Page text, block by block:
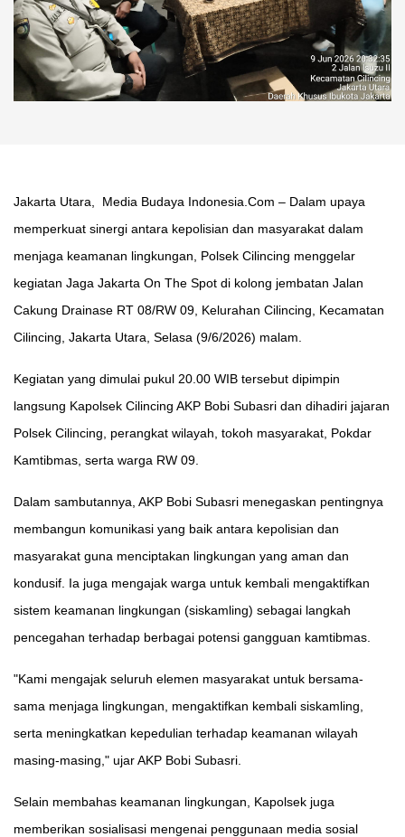
Jakarta Utara, Media Budaya Indonesia.Com – Dalam upaya
memperkuat sinergi antara kepolisian dan masyarakat dalam
menjaga keamanan lingkungan, Polsek Cilincing menggelar
kegiatan Jaga Jakarta On The Spot di kolong jembatan Jalan
Cakung Drainase RT 08/RW 09, Kelurahan Cilincing, Kecamatan
Cilincing, Jakarta Utara, Selasa (9/6/2026) malam.
Kegiatan yang dimulai pukul 20.00 WIB tersebut dipimpin
langsung Kapolsek Cilincing AKP Bobi Subasri dan dihadiri jajaran
Polsek Cilincing, perangkat wilayah, tokoh masyarakat, Pokdar
Kamtibmas, serta warga RW 09.
Dalam sambutannya, AKP Bobi Subasri menegaskan pentingnya
membangun komunikasi yang baik antara kepolisian dan
masyarakat guna menciptakan lingkungan yang aman dan
kondusif. Ia juga mengajak warga untuk kembali mengaktifkan
sistem keamanan lingkungan (siskamling) sebagai langkah
pencegahan terhadap berbagai potensi gangguan kamtibmas.
"Kami mengajak seluruh elemen masyarakat untuk bersama-
sama menjaga lingkungan, mengaktifkan kembali siskamling,
serta meningkatkan kepedulian terhadap keamanan wilayah
masing-masing," ujar AKP Bobi Subasri.
Selain membahas keamanan lingkungan, Kapolsek juga
memberikan sosialisasi mengenai penggunaan media sosial